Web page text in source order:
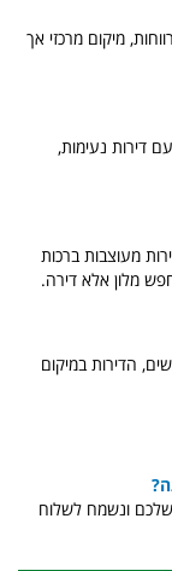
מיקום מרכזי אך
דירות נעימות,
מעוצבות ברכות
מלון אלא דירה.
הדירות במיקום
ונשמח לשלוח